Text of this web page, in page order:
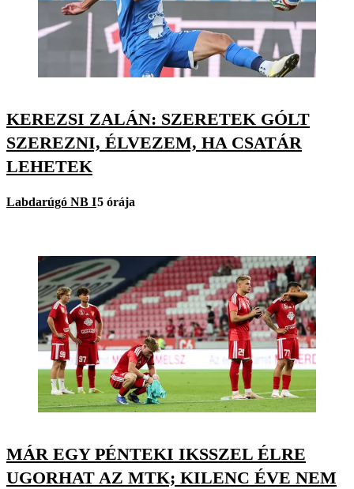
KEREZSI ZALÁN: SZERETEK GÓLT
SZEREZNI, ÉLVEZEM, HA CSATÁR
LEHETEK
Labdarúgó NB I5 órája
MÁR EGY PÉNTEKI IKSSZEL ÉLRE
UGORHAT AZ MTK; KILENC ÉVE NEM